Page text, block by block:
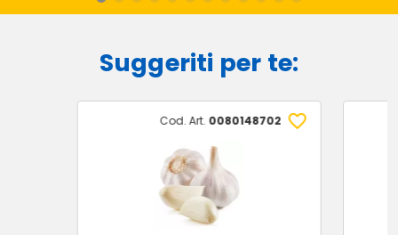
Suggeriti per te:
Cod. Art. 0080148702